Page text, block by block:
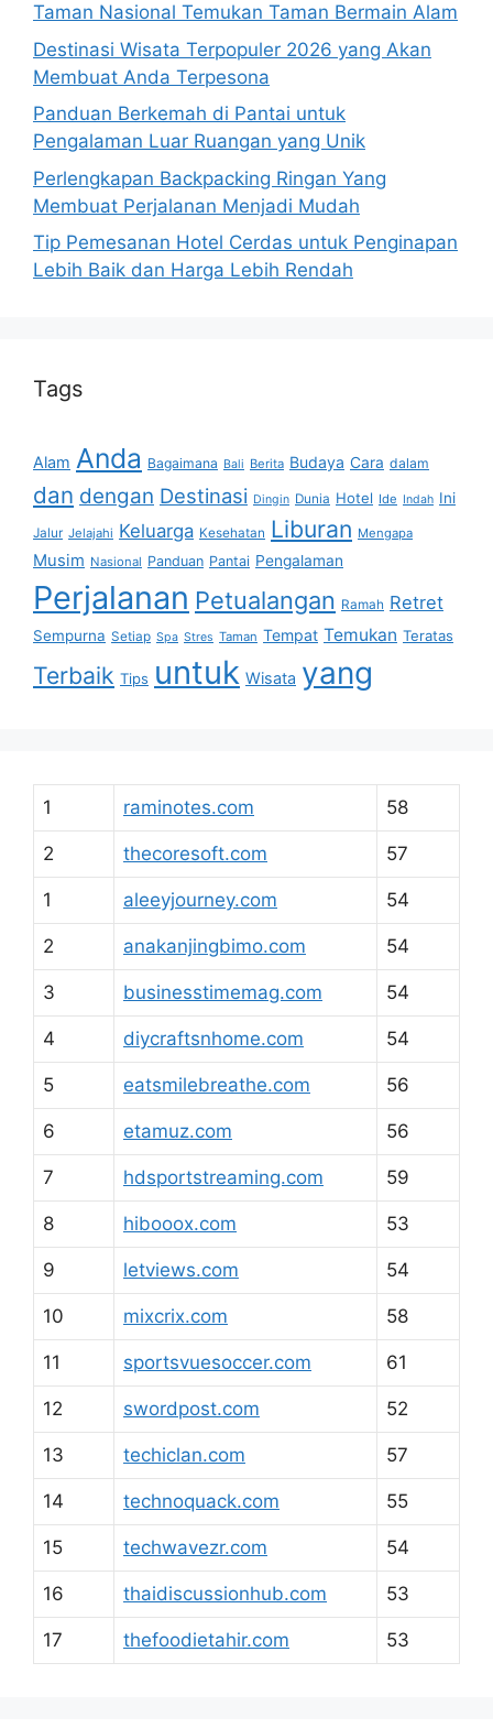
Taman Nasional Temukan Taman Bermain Alam
Destinasi Wisata Terpopuler 2026 yang Akan
Membuat Anda Terpesona
Panduan Berkemah di Pantai untuk
Pengalaman Luar Ruangan yang Unik
Perlengkapan Backpacking Ringan Yang
Membuat Perjalanan Menjadi Mudah
Tip Pemesanan Hotel Cerdas untuk Penginapan
Lebih Baik dan Harga Lebih Rendah
Tags
Alam Anda Bagaimana Bali Berita Budaya Cara dalam
dan dengan Destinasi Dingin Dunia Hotel Ide Indah Ini
Jalur Jelajahi Keluarga Kesehatan Liburan Mengapa
Musim Nasional Panduan Pantai Pengalaman
Perjalanan Petualangan Ramah Retret
Sempurna Setiap Spa Stres Taman Tempat Temukan Teratas
Terbaik Tips untuk Wisata yang
1 raminotes.com 58
2 thecoresoft.com 57
1 aleeyjourney.com 54
2 anakanjingbimo.com 54
3 businesstimemag.com 54
4 diycraftsnhome.com 54
5 eatsmilebreathe.com 56
6 etamuz.com 56
7 hdsportstreaming.com 59
8 hibooox.com 53
9 letviews.com 54
10 mixcrix.com 58
11 sportsvuesoccer.com 61
12 swordpost.com 52
13 techiclan.com 57
14 technoquack.com 55
15 techwavezr.com 54
16 thaidiscussionhub.com 53
17 thefoodietahir.com 53